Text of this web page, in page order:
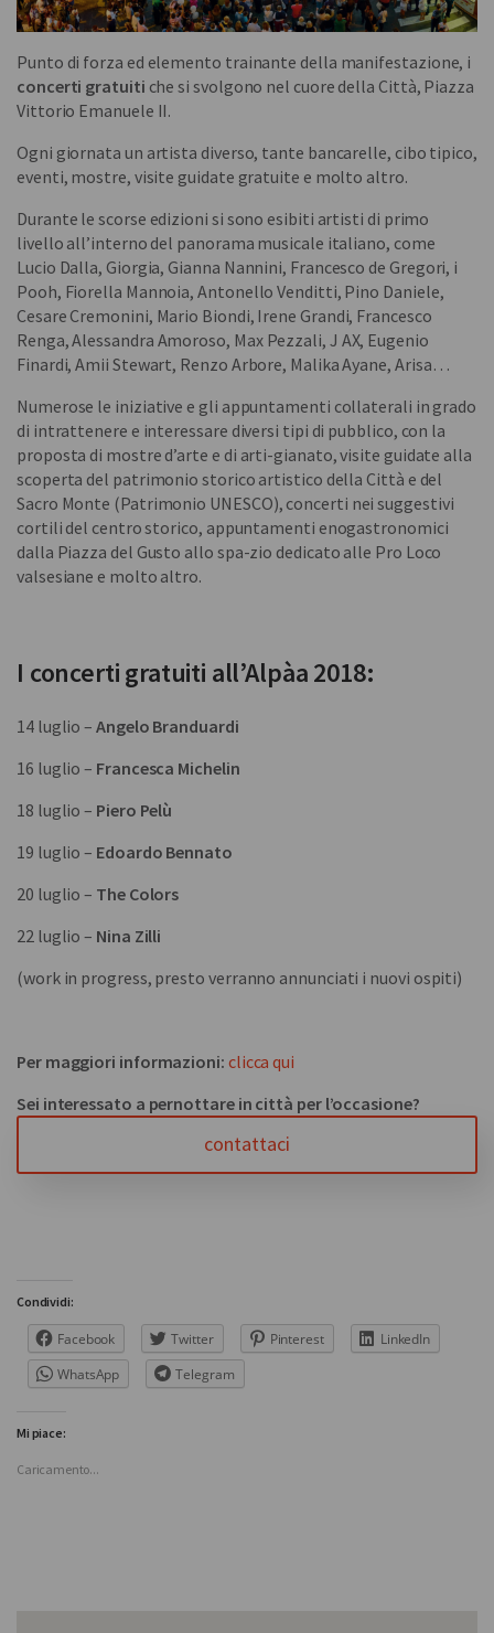
Punto di forza ed elemento trainante della manifestazione, i
concerti gratuiti che si svolgono nel cuore della Città, Piazza
Vittorio Emanuele II.
Ogni giornata un artista diverso, tante bancarelle, cibo tipico,
eventi, mostre, visite guidate gratuite e molto altro.
Durante le scorse edizioni si sono esibiti artisti di primo
livello all’interno del panorama musicale italiano, come
Lucio Dalla, Giorgia, Gianna Nannini, Francesco de Gregori, i
Pooh, Fiorella Mannoia, Antonello Venditti, Pino Daniele,
Cesare Cremonini, Mario Biondi, Irene Grandi, Francesco
Renga, Alessandra Amoroso, Max Pezzali, J AX, Eugenio
Finardi, Amii Stewart, Renzo Arbore, Malika Ayane, Arisa…
Numerose le iniziative e gli appuntamenti collaterali in grado
di intrattenere e interessare diversi tipi di pubblico, con la
proposta di mostre d’arte e di arti-gianato, visite guidate alla
scoperta del patrimonio storico artistico della Città e del
Sacro Monte (Patrimonio UNESCO), concerti nei suggestivi
cortili del centro storico, appuntamenti enogastronomici
dalla Piazza del Gusto allo spa-zio dedicato alle Pro Loco
valsesiane e molto altro.
I concerti gratuiti all’Alpàa 2018:
14 luglio –Angelo Branduardi
16 luglio – Francesca Michelin
18 luglio – Piero Pelù
19 luglio – Edoardo Bennato
20 luglio – The Colors
22 luglio – Nina Zilli
(work in progress, presto verranno annunciati i nuovi ospiti)
Per maggiori informazioni: clicca qui
Sei interessato a pernottare in città per l’occasione?
contattaci
Condividi:
Facebook Twitter Pinterest
LinkedIn
WhatsApp
Telegram
Mi piace:
Caricamento...